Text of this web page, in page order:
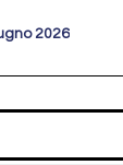
2026